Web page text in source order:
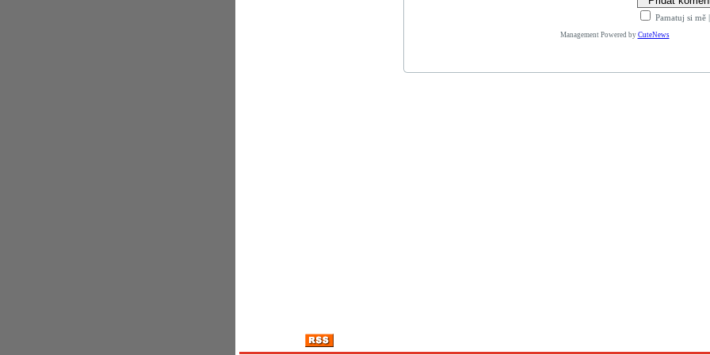
Pamatuj si mě|
Management Powered by CuteNews